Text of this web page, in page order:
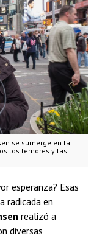
se sumerge en la
los temores y las
esperanza? Esas
radicada en
realizó a
diversas